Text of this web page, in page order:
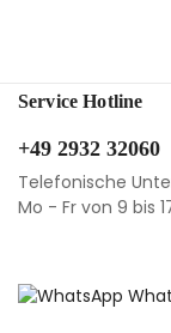
Service Hotline
+49 2932 32060
Telefonische
Mo - Fr von 9 bis